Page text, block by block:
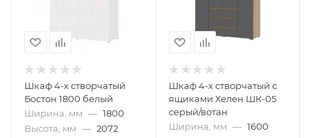
Шкаф 4-х створчатый
Бостон 1800 белый
Ширина, мм — 1800
Высота, мм — 2072
Шкаф 4-х створчатый с
ящиками Хелен ШК-05
серый/вотан
Ширина, мм — 1600